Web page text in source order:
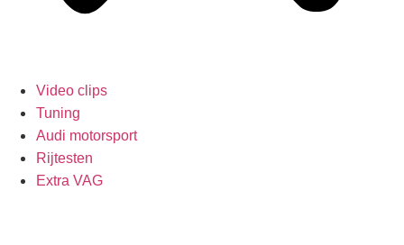
Video clips
Tuning
Audi motorsport
Rijtesten
Extra VAG